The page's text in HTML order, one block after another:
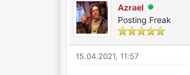
Azrael
Posting Freak
15.04.2021, 11:57